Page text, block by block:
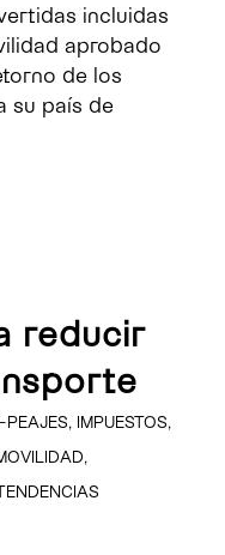
incluidas
aprobado
de los
su país de
reducir
PEAJES, IMPUESTOS,
,